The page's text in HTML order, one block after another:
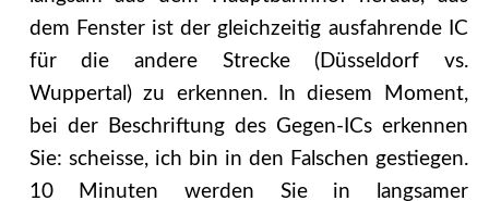
dem Fenster ist der gleichzeitig ausfahrende IC
für die andere Strecke (Düsseldorf vs.
Wuppertal) zu erkennen. In diesem Moment,
bei der Beschriftung des Gegen-ICs erkennen
Sie: scheisse, ich bin in den Falschen gestiegen.
10 Minuten werden Sie in langsamer